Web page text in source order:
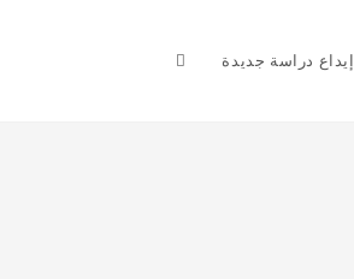
إيداع دراسة جديدة Toggle